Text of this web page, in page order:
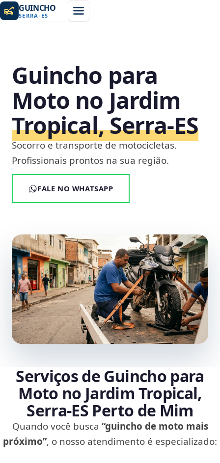
GUINCHO
SERRA -ES
Guincho para
Moto no Jardim
Tropical, Serra‑ES
Socorro e transporte de motocicletas.
Profissionais prontos na sua região.
FALE NO WHATSAPP
Serviços de Guincho para
Moto no Jardim Tropical,
Serra‑ES Perto de Mim
Quando você busca “guincho de moto mais
próximo”, o nosso atendimento é especializado: